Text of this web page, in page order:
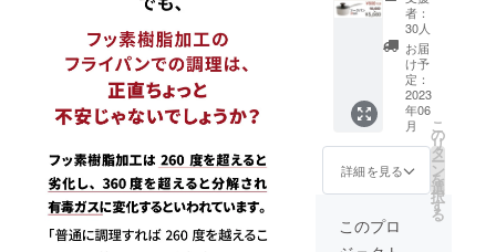
上、ご
了承く
ださい
ませ。
格と送
料を合
わせた
合計金
額に対
するも
ので
す。 ※
の住所
誤記載
配送と
なった
若干変
更が加
わる場
合があ
りま
す。 ※
天変地
異、生
産、配
送状況
より遅
5,580円
(送料・
消費税
込み）
となり
ます。
※商品の
色合い
は、PC
の画面
異なっ
て見え
ソース
パン 1
個 ＋
蓋付き
・国内
配送料
※お届け
は6月末
頃を予
定して
おりま
す。 ※
一般販
売予定
者：
30人
お届
け予
定：
2023
年06
月
詳細を見る
こ
の
リ
タ
ー
ン
を
選
択
す
る
このプロ